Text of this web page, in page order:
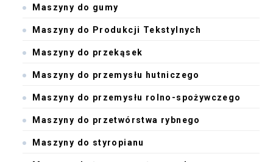
Maszyny do gumy
Maszyny do Produkcji Tekstylnych
Maszyny do przekąsek
Maszyny do przemysłu hutniczego
Maszyny do przemysłu rolno-spożywczego
Maszyny do przetwórstwa rybnego
Maszyny do styropianu